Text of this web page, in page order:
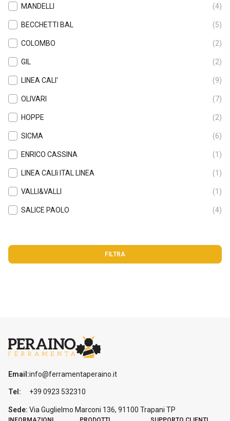
MANDELLI (4)
BECCHETTI BAL (5)
COLOMBO (2)
GIL (2)
LINEA CALI' (9)
OLIVARI (7)
HOPPE (2)
SICMA (6)
ENRICO CASSINA (1)
LINEA CALIì ITAL LINEA (1)
VALLI&VALLI (1)
SALICE PAOLO (4)
FILTRA
Email:
Tel:
Sede:
info@ferramentaperaino.it
+39 0923 532310
Via Guglielmo Marconi 136, 91100 Trapani TP